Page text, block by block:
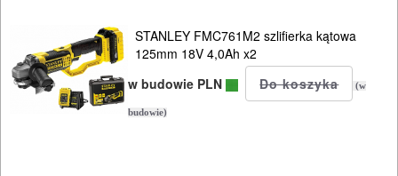
BUDOWLANE
MASZYNY
NARZĘDZIA
BRUKARSKIE
STANLEY FMC761M2 szlifierka kątowa
125mm 18V 4,0Ah x2
w budowie PLN
(w
budowie)